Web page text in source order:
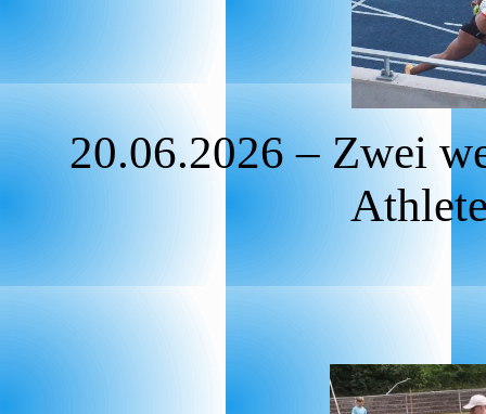
20.06.2026 – Zwei